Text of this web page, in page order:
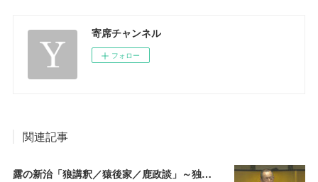
寄席チャンネル
フォロー
関連記事
露の新治「狼講釈／猿後家／鹿政談」～独演会は毎回満員御礼！上方の人気重鎮落語家！